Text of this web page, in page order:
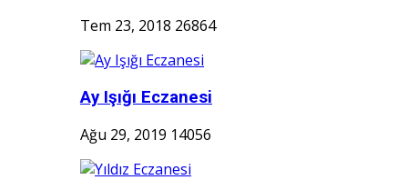
Tem 23, 2018 26864
Ay Işığı Eczanesi
Ağu 29, 2019 14056